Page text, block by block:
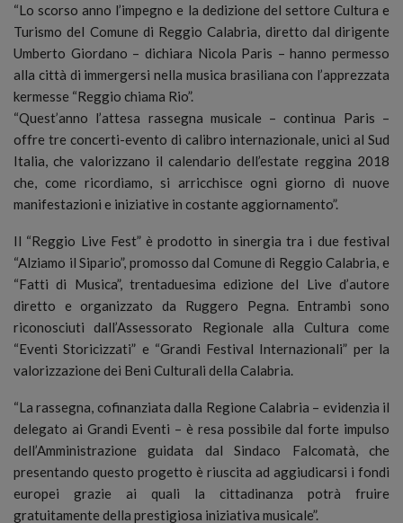
“Lo scorso anno l’impegno e la dedizione del settore Cultura e
Turismo del Comune di Reggio Calabria, diretto dal dirigente
Umberto Giordano – dichiara Nicola Paris – hanno permesso
alla città di immergersi nella musica brasiliana con l’apprezzata
kermesse “Reggio chiama Rio”.
“Quest’anno l’attesa rassegna musicale – continua Paris –
offre tre concerti-evento di calibro internazionale, unici al Sud
Italia, che valorizzano il calendario dell’estate reggina 2018
che, come ricordiamo, si arricchisce ogni giorno di nuove
manifestazioni e iniziative in costante aggiornamento”.
Il “Reggio Live Fest” è prodotto in sinergia tra i due festival
“Alziamo il Sipario”, promosso dal Comune di Reggio Calabria, e
“Fatti di Musica”, trentaduesima edizione del Live d’autore
diretto e organizzato da Ruggero Pegna. Entrambi sono
riconosciuti dall’Assessorato Regionale alla Cultura come
“Eventi Storicizzati” e “Grandi Festival Internazionali” per la
valorizzazione dei Beni Culturali della Calabria.
“La rassegna, cofinanziata dalla Regione Calabria – evidenzia il
delegato ai Grandi Eventi – è resa possibile dal forte impulso
dell’Amministrazione guidata dal Sindaco Falcomatà, che
presentando questo progetto è riuscita ad aggiudicarsi i fondi
europei grazie ai quali la cittadinanza potrà fruire
gratuitamente della prestigiosa iniziativa musicale”.